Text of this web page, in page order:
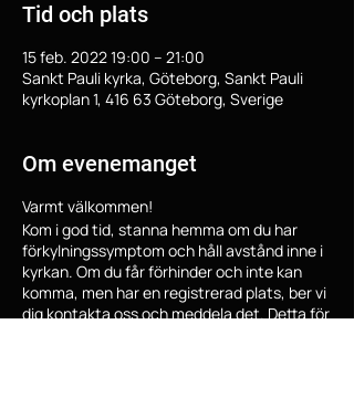
Tid och plats
15 feb. 2022 19:00 – 21:00
Sankt Pauli kyrka, Göteborg, Sankt Pauli
kyrkoplan 1, 416 63 Göteborg, Sverige
Om evenemanget
Varmt välkommen!
Kom i god tid, stanna hemma om du har
förkylningssymptom och håll avstånd inne i
kyrkan. Om du får förhinder och inte kan
komma, men har en registrerad plats, ber vi
dig kontakta oss och meddela det. Detta för